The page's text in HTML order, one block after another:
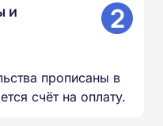
и
2
прописаны в
счёт на оплату.